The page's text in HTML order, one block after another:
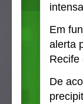
Em
alerta
Recife
De